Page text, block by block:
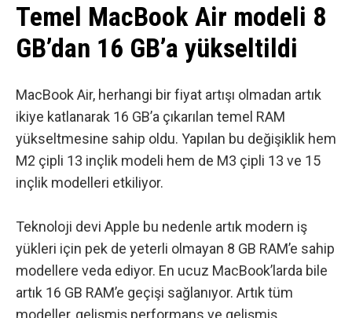
Temel MacBook Air modeli 8
GB’dan 16 GB’a yükseltildi
MacBook Air, herhangi bir fiyat artışı olmadan artık
ikiye katlanarak 16 GB’a çıkarılan temel RAM
yükseltmesine sahip oldu. Yapılan bu değişiklik hem
M2 çipli 13 inçlik modeli hem de M3 çipli 13 ve 15
inçlik modelleri etkiliyor.
Teknoloji devi Apple bu nedenle artık modern iş
yükleri için pek de yeterli olmayan 8 GB RAM’e sahip
modellere veda ediyor. En ucuz MacBook’larda bile
artık 16 GB RAM’e geçişi sağlanıyor. Artık tüm
modeller, gelişmiş performans ve gelişmiş